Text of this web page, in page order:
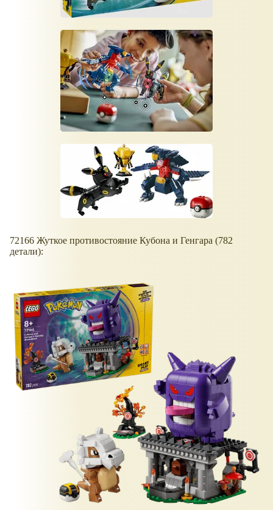
72166 Жуткое противостояние Кубона и Генгара (782
детали):